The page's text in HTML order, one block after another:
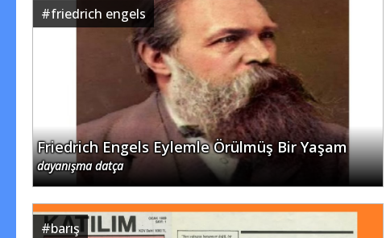
#friedrich engels
Friedrich Engels Eylemle Örülmüş Bir Yaşam
dayanışma datça
#barış